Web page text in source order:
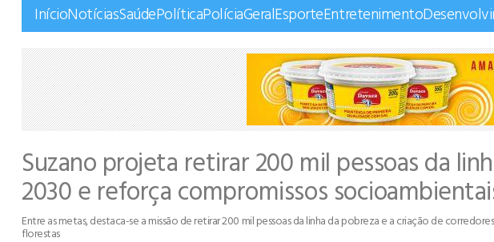
InícioNotíciasSaúdePolíticaPolíciaGeralEsporteEntretenimento
Suzano projeta retirar 200 mil pessoas da
2030 e reforça compromissos
Entre as metas, destaca-se a missão de retirar 200 mil pessoas da linha da pobreza e a criação de
florestas